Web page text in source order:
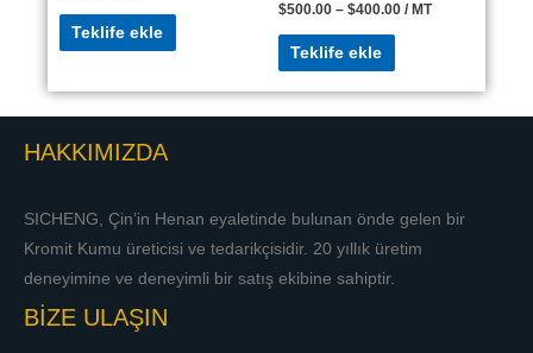
Teklife ekle
$500.00 – $400.00 / MT
Teklife ekle
HAKKIMIZDA
SICHENG, Çin’in Henan eyaletinde bulunan önde gelen bir
Kromit Kumu üreticisi ve tedarikçisidir. 20 yıllık üretim
deneyimine ve deneyimli bir satış ekibine sahiptir.
BİZE ULAŞIN